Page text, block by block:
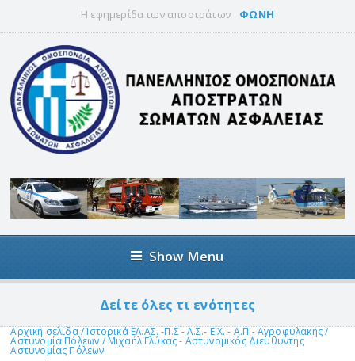
Η εφημερίδα των αποστράτων ΦΩΝΗ
Show Menu
Δείτε όλες τι ενότητες
Αρχική σελίδα/Ιστορικά ΕΛ.ΑΣ. -Π.Σ - Λ.Σ.- Ε.Χ. - Α.Π.- Αγροφυλακής/
Αστυνομία Πόλεων /Μιχαήλ Γλύκας - Αστυνομικός Διευθυντής
Αστυνομίας Πόλεων